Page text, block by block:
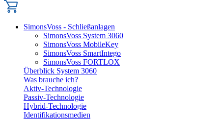
SimonsVoss - Schließanlagen
SimonsVoss System 3060
SimonsVoss MobileKey
SimonsVoss SmartIntego
SimonsVoss FORTLOX
Überblick System 3060
Was brauche ich?
Aktiv-Technologie
Passiv-Technologie
Hybrid-Technologie
Identifikationsmedien